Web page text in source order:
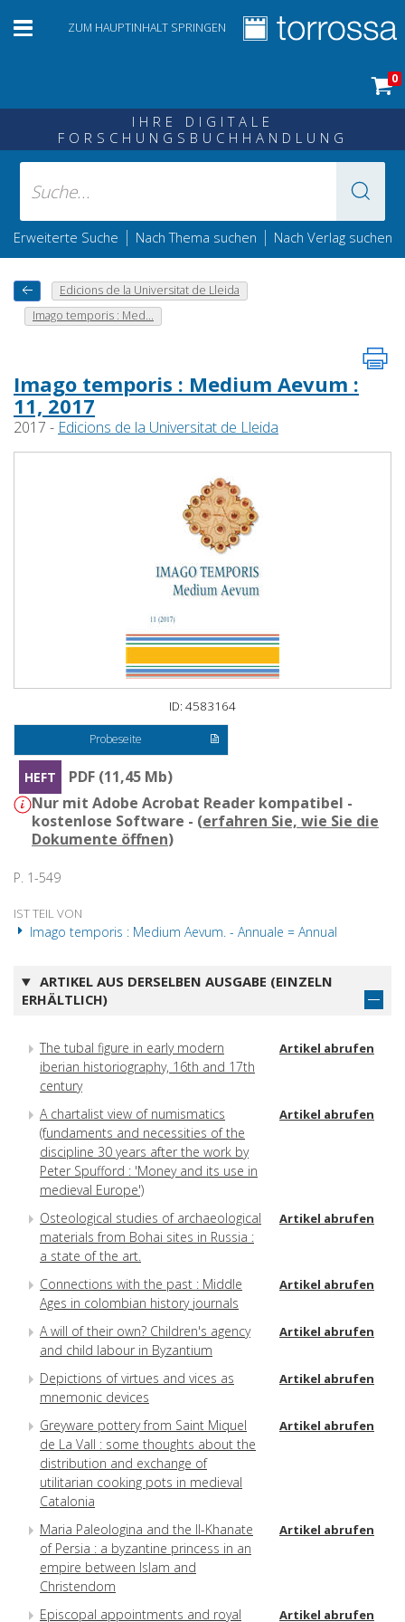
ZUM HAUPTINHALT SPRINGEN
0
IHRE DIGITALE
FORSCHUNGSBUCHHANDLUNG
Erweiterte Suche | Nach Thema suchen | Nach Verlag suchen
Edicions de la Universitat de Lleida
Imago temporis : Med...
Imago temporis : Medium Aevum :
11, 2017
2017 - Edicions de la Universitat de Lleida
ID: 4583164
Probeseite
HEFT
PDF (11,45 Mb)
Nur mit Adobe Acrobat Reader kompatibel -
kostenlose Software - (erfahren Sie, wie Sie die
Dokumente öffnen)
P. 1-549
IST TEIL VON
Imago temporis : Medium Aevum. - Annuale = Annual
ARTIKEL AUS DERSELBEN AUSGABE (EINZELN
ERHÄLTLICH)
The tubal figure in early modern
iberian historiography, 16th and 17th
century
Artikel abrufen
A chartalist view of numismatics
(fundaments and necessities of the
discipline 30 years after the work by
Peter Spufford : 'Money and its use in
medieval Europe')
Artikel abrufen
Osteological studies of archaeological
materials from Bohai sites in Russia :
a state of the art.
Artikel abrufen
Connections with the past : Middle
Ages in colombian history journals
Artikel abrufen
A will of their own? Children's agency
and child labour in Byzantium
Artikel abrufen
Depictions of virtues and vices as
mnemonic devices
Artikel abrufen
Greyware pottery from Saint Miquel
de La Vall : some thoughts about the
distribution and exchange of
utilitarian cooking pots in medieval
Catalonia
Artikel abrufen
Maria Paleologina and the Il-Khanate
of Persia : a byzantine princess in an
empire between Islam and
Christendom
Artikel abrufen
Episcopal appointments and royal
Artikel abrufen